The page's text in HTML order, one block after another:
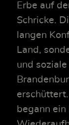
Erbe auf
Schricke.
langen
Land,
und
begann